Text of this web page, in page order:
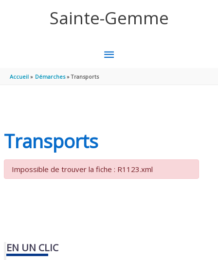
Sainte-Gemme
MENU
Accueil Démarches Transports
Transports
Impossible de trouver la fiche : R1123.xml
EN UN CLIC